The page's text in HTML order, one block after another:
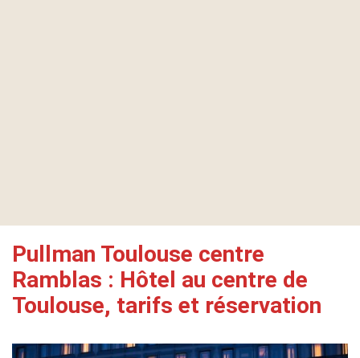
Pullman Toulouse centre
Ramblas : Hôtel au centre de
Toulouse, tarifs et réservation